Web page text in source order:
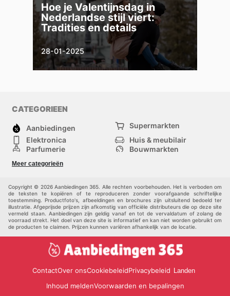
Hoe je Valentijnsdag in
Nederlandse stijl viert:
Tradities en details
28-01-2025
CATEGORIEEN
Aanbiedingen
Supermarkten
Elektronica
Huis & meubilair
Parfumerie
Bouwmarkten
Kinderen
Meer categorieën
Copyright © 2026 Aanbiedingen 365. Alle rechten voorbehouden. Het is verboden om
de teksten te kopiëren of te reproduceren zonder voorafgaande schriftelijke
toestemming. Productfoto's, afbeeldingen en brochures zijn uitsluitend bedoeld ter
illustratie. Afgeprijsde prijzen zijn afkomstig van officiële distributeurs die op deze site
vermeld staan. Aanbiedingen zijn geldig vanaf en tot de vervaldatum of zolang de
voorraad strekt. Het doel van deze site is informatief en kan niet worden gebruikt om
de producten te claimen. Prijzen kunnen variëren afhankelijk van de locatie.
ContactOver onsCookiebeleidPrivacybeleid Landen
Inhoud meldenVoorwaarden en bepalingen